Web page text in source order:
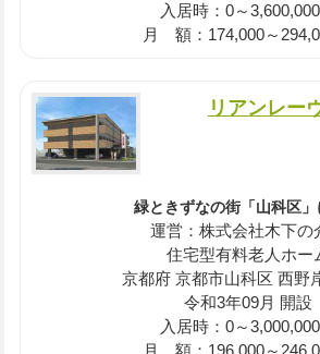
入居時：0～
月 額：174,000～
リアンレー
緑ときずなの街「山科区
運営：株式会社木下の
住宅型有料老人ホー
京都府 京都市山科区 西野
令和3年09月 開設
入居時：0～
月 額：196,000～